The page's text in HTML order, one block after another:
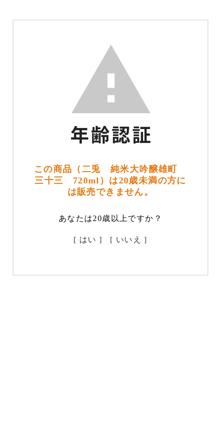
この商品（二兎 純米大吟醸雄町
三十三 720ml）は20歳未満の方に
は販売できません。
あなたは20歳以上ですか？
[ はい ] [ いいえ ]